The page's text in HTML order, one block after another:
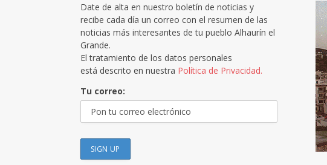
Date de alta en nuestro boletín de noticias y
recibe cada día un correo con el resumen de las
noticias más interesantes de tu pueblo Alhaurín el
Grande.
El tratamiento de los datos personales
está descrito en nuestra Política de Privacidad.
Tu correo: